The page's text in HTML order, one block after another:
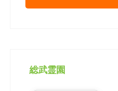
総武霊園